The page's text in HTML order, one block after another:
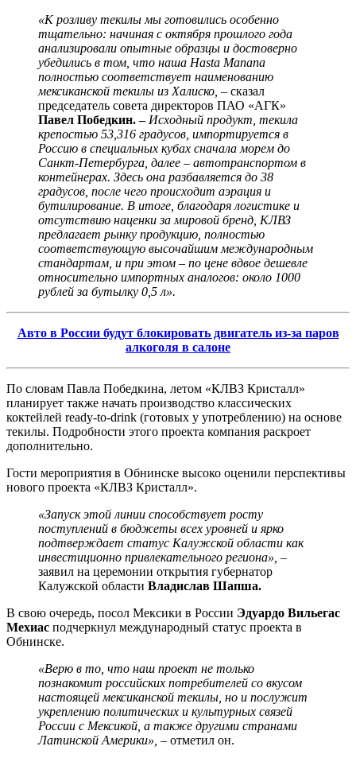
«К розливу текилы мы готовились особенно
тщательно: начиная с октября прошлого года
анализировали опытные образцы и достоверно
убедились в том, что наша Hasta Manana
полностью соответствует наименованию
мексиканской текилы из Халиско, – сказал
председатель совета директоров ПАО «АГК»
Павел Победкин. – Исходный продукт, текила
крепостью 53,316 градусов, импортируется в
Россию в специальных кубах сначала морем до
Санкт-Петербурга, далее – автотранспортом в
контейнерах. Здесь она разбавляется до 38
градусов , после чего происходит аэрация и
бутилирование. В итоге, благодаря логистике и
отсутствию наценки за мировой бренд, КЛВЗ
предлагает рынку продукцию, полностью
соответствующую высочайшим международным
стандартам, и при этом – по цене вдвое дешевле
относительно импортных аналогов: около 1000
рублей за бутылку 0,5 л».
Авто в России будут блокировать двигатель из-за паров
алкоголя в салоне
По словам Павла Победкина, летом «КЛВЗ Кристалл»
планирует также начать производство классических
коктейлей ready-to-drink (готовых у употреблению) на основе
текилы. Подробности этого проекта компания раскроет
дополнительно.
Гости мероприятия в Обнинске высоко оценили перспективы
нового проекта «КЛВЗ Кристалл».
«Запуск этой линии способствует росту
поступлений в бюджеты всех уровней и ярко
подтверждает статус Калужской области как
инвестиционно привлекательного региона», –
заявил на церемонии открытия губернатор
Калужской области Владислав Шапша.
В свою очередь, посол Мексики в России Эдуардо Вильегас
Мехиас подчеркнул международный статус проекта в
Обнинске.
«Верю в то, что наш проект не только
познакомит российских потребителей со вкусом
настоящей мексиканской текилы, но и послужит
укреплению политических и культурных связей
России с Мексикой, а также другими странами
Латинской Америки», – отметил он.